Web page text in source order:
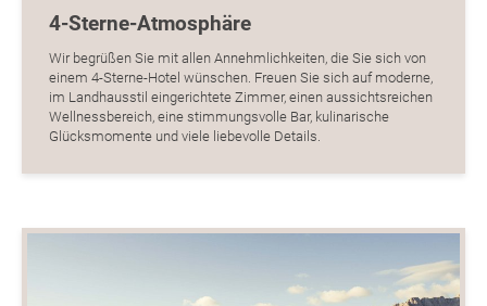
4-Sterne-Atmosphäre
Wir begrüßen Sie mit allen Annehmlichkeiten, die Sie sich von
einem 4-Sterne-Hotel wünschen. Freuen Sie sich auf moderne,
im Landhausstil eingerichtete Zimmer, einen aussichtsreichen
Wellnessbereich, eine stimmungsvolle Bar, kulinarische
Glücksmomente und viele liebevolle Details.